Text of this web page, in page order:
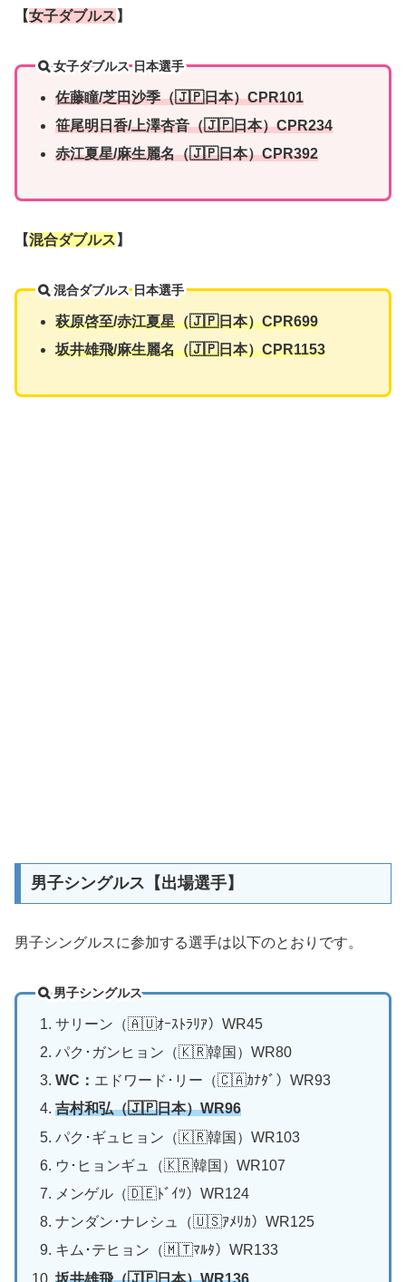
【女子ダブルス 】
女子ダブルス 日本選手
佐藤瞳/芝田沙季（🇯🇵日本）CPR101
笹尾明日香/上澤杏音（🇯🇵日本）CPR234
赤江夏星/麻生麗名（🇯🇵日本）CPR392
【混合ダブルス 】
混合ダブルス 日本選手
萩原啓至/赤江夏星（🇯🇵日本）CPR699
坂井雄飛/麻生麗名（🇯🇵日本）CPR1153
男子シングルス【出場選手】
男子シングルスに参加する選手は以下のとおりです。
男子シングルス
サリーン（🇦🇺ｵｰｽﾄﾗﾘｱ）WR45
パク･ガンヒョン（🇰🇷韓国）WR80
WC： エドワード･リー（🇨🇦ｶﾅﾀﾞ）WR93
吉村和弘（🇯🇵日本）WR96
パク･ギュヒョン（🇰🇷韓国）WR103
ウ･ヒョンギュ（🇰🇷韓国）WR107
メンゲル（🇩🇪ﾄﾞｲﾂ）WR124
ナンダン･ナレシュ（🇺🇸ｱﾒﾘｶ）WR125
キム ･ テヒョン（🇲🇹ﾏﾙﾀ）WR133
坂井雄飛（🇯🇵日本）WR136